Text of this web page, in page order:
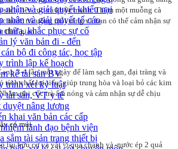
nhận và giải quyết khiếu nại
nhân và giải quyết tố cáo
chữa, khắc phục sự cố
lý văn bản đi - đến
bộ đi công tác, học tập
trình lập kế hoạch
kê tài sản BV
trình xét kỷ luật
tài sản, VT y tế
duyệt nâng lương
khai văn bản các cấp
lãnh đạo bệnh viện
sắm tài sản trang thiết bị
sạch liên tục và khỏe mạnh. Thêm một muỗng cà
nước trà uống mỗi sáng và bạn có thể cảm nhận sự
thời gian.
3-4 lần mỗi ngày để làm sạch gan, đại tràng và
tính chất lợi tiểu, giúp trung hòa và loại bỏ các kim
nhi cốc trà ấm nóng và cảm nhận sự dễ chịu
có múi
liu hữu cơ và vắt ½ quả chanh và nước ép 2 quả